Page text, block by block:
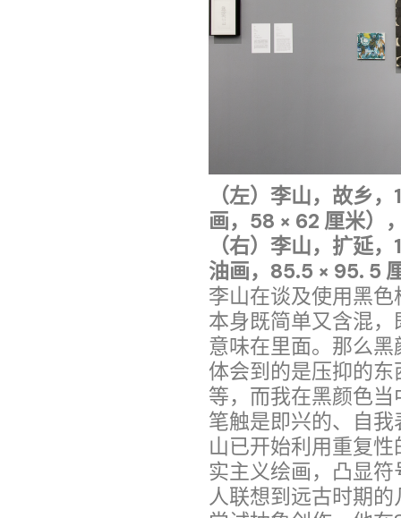
（左）李山，故乡
画，58 × 62 厘米）
（右）李山，扩延
油画，85.5 × 95. 5
李山在谈及使用黑
本身既简单又含混
意味在里面。那么
体会到的是压抑的
等，而我在黑颜色
笔触是即兴的、自
山已开始利用重复性
实主义绘画，凸显
人联想到远古时期